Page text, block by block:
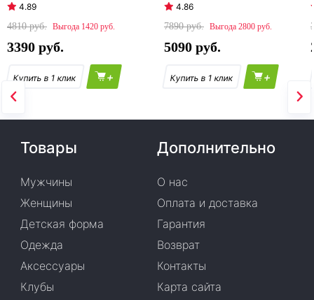
4.89
4810
1420
3390
+
4.86
7890
2800
5090
+
Товары
Мужчины
Женщины
Детская форма
Одежда
Аксессуары
Клубы
Дополнительно
О нас
Оплата и доставка
Гарантия
Возврат
Контакты
Карта сайта